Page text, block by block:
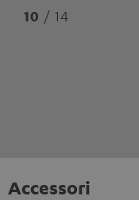
10 / 14
Accessori